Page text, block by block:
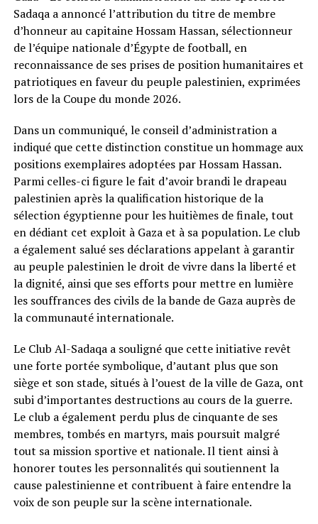
Sadaqa a annoncé l’attribution du titre de membre
d’honneur au capitaine Hossam Hassan, sélectionneur
de l’équipe nationale d’Égypte de football, en
reconnaissance de ses prises de position humanitaires et
patriotiques en faveur du peuple palestinien, exprimées
lors de la Coupe du monde 2026.
Dans un communiqué, le conseil d’administration a
indiqué que cette distinction constitue un hommage aux
positions exemplaires adoptées par Hossam Hassan.
Parmi celles-ci figure le fait d’avoir brandi le drapeau
palestinien après la qualification historique de la
sélection égyptienne pour les huitièmes de finale, tout
en dédiant cet exploit à Gaza et à sa population. Le club
a également salué ses déclarations appelant à garantir
au peuple palestinien le droit de vivre dans la liberté et
la dignité, ainsi que ses efforts pour mettre en lumière
les souffrances des civils de la bande de Gaza auprès de
la communauté internationale.
Le Club Al-Sadaqa a souligné que cette initiative revêt
une forte portée symbolique, d’autant plus que son
siège et son stade, situés à l’ouest de la ville de Gaza, ont
subi d’importantes destructions au cours de la guerre.
Le club a également perdu plus de cinquante de ses
membres, tombés en martyrs, mais poursuit malgré
tout sa mission sportive et nationale. Il tient ainsi à
honorer toutes les personnalités qui soutiennent la
cause palestinienne et contribuent à faire entendre la
voix de son peuple sur la scène internationale.